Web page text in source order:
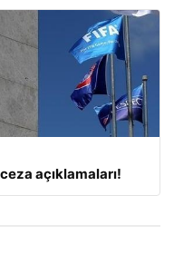
açıklamaları!